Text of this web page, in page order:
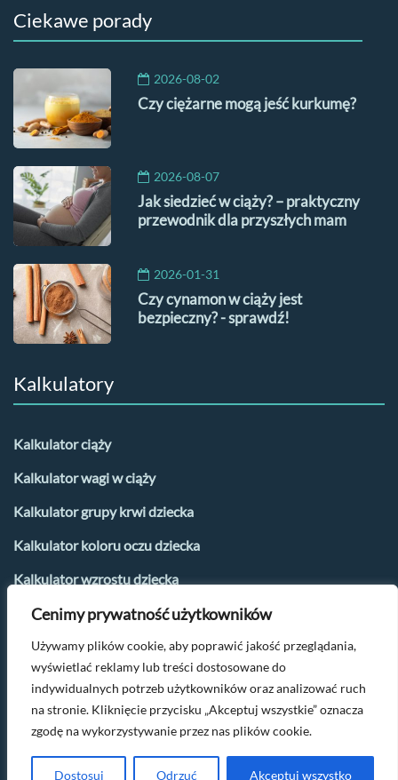
Cenimy prywatność użytkowników
Używamy plików cookie, aby poprawić jakość przeglądania,
wyświetlać reklamy lub treści dostosowane do
indywidualnych potrzeb użytkowników oraz analizować ruch
na stronie. Kliknięcie przycisku „Akceptuj wszystkie” oznacza
zgodę na wykorzystywanie przez nas plików cookie.
Dostosuj Odrzuć Akceptuj wszystko
Ciekawe porady
2026-08-02
Czy ciężarne mogą jeść kurkumę?
2026-08-07
Jak siedzieć w ciąży? – praktyczny
przewodnik dla przyszłych mam
2026-01-31
Czy cynamon w ciąży jest
bezpieczny? - sprawdź!
Kalkulatory
Kalkulator ciąży
Kalkulator wagi w ciąży
Kalkulator grupy krwi dziecka
Kalkulator koloru oczu dziecka
Kalkulator wzrostu dziecka
Kalkulator płci dziecka
Kalkulator urlopu macierzyńskiego
Kalkulator dni płodnych i owulacji
Po więcej parentingowych tipów napisz na
kontakt@oczamimaluszka.pl